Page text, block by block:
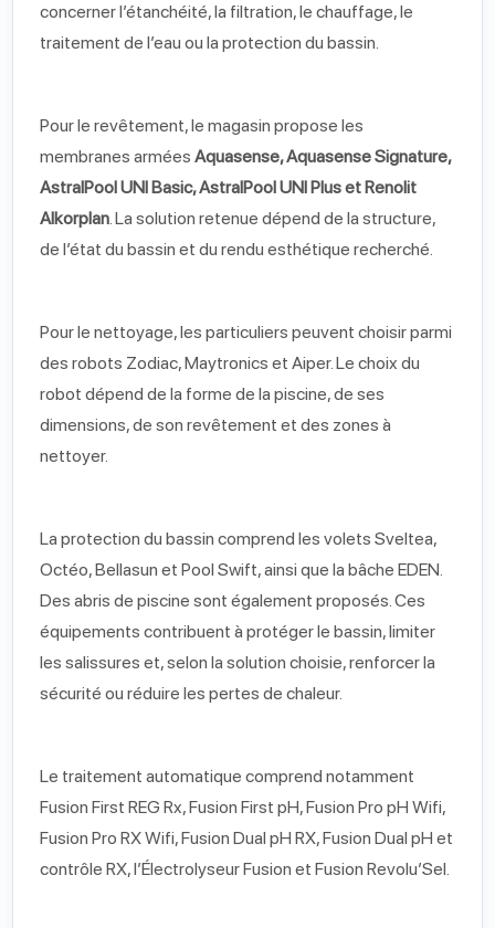
concerner l’étanchéité, la filtration, le chauffage, le
traitement de l’eau ou la protection du bassin.
Pour le revêtement, le magasin propose les
membranes armées Aquasense, Aquasense Signature,
AstralPool UNI Basic, AstralPool UNI Plus et Renolit
Alkorplan. La solution retenue dépend de la structure,
de l’état du bassin et du rendu esthétique recherché.
Pour le nettoyage, les particuliers peuvent choisir parmi
des robots Zodiac, Maytronics et Aiper. Le choix du
robot dépend de la forme de la piscine, de ses
dimensions, de son revêtement et des zones à
nettoyer.
La protection du bassin comprend les volets Sveltea,
Octéo, Bellasun et Pool Swift, ainsi que la bâche EDEN.
Des abris de piscine sont également proposés. Ces
équipements contribuent à protéger le bassin, limiter
les salissures et, selon la solution choisie, renforcer la
sécurité ou réduire les pertes de chaleur.
Le traitement automatique comprend notamment
Fusion First REG Rx, Fusion First pH, Fusion Pro pH Wifi,
Fusion Pro RX Wifi, Fusion Dual pH RX, Fusion Dual pH et
contrôle RX, l’Électrolyseur Fusion et Fusion Revolu’Sel.